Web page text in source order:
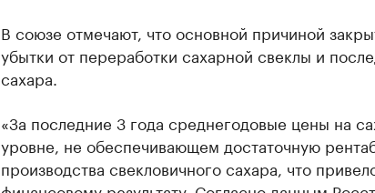
В союзе отмечают, что основной причиной
убытки от переработки сахарной свеклы и
сахара.
«За последние 3 года среднегодовые цены на
уровне, не обеспечивающем достаточную
производства свекловичного сахара, что